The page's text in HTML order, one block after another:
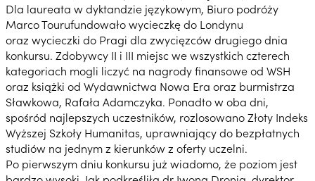
Dla laureata w dyktandzie językowym, Biuro podróży
Marco Tourufundowało wycieczkę do Londynu
oraz wycieczki do Pragi dla zwycięzców drugiego dnia
konkursu. Zdobywcy II i III miejsc we wszystkich czterech
kategoriach mogli liczyć na nagrody finansowe od WSH
oraz książki od Wydawnictwa Nowa Era oraz burmistrza
Sławkowa, Rafała Adamczyka. Ponadto w oba dni,
spośród najlepszych uczestników, rozlosowano Złoty Indeks
Wyższej Szkoły Humanitas, uprawniający do bezpłatnych
studiów na jednym z kierunków z oferty uczelni.
Po pierwszym dniu konkursu już wiadomo, że poziom jest